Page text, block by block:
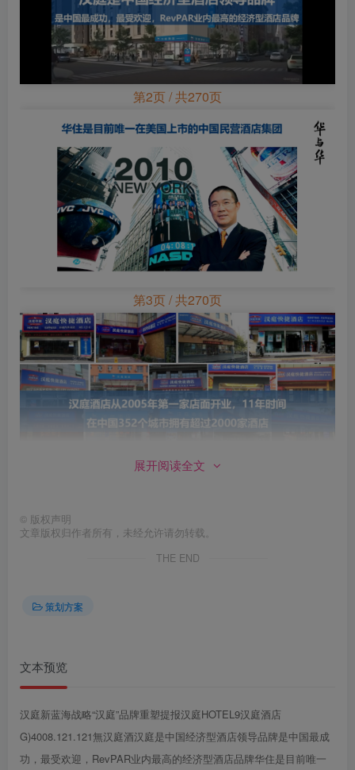
第2页 / 共270页
第3页 / 共270页
第5页 / 共270页
展开阅读全文
© 版权声明
文章版权归作者所有，未经允许请勿转载。
THE END
策划方案
文本预览
汉庭新蓝海战略“汉庭”品牌重塑提报汉庭HOTEL9汉庭酒店
G)4008.121.121無汉庭酒汉庭是中国经济型酒店领导品牌是中国最成
功，最受欢迎，RevPAR业内最高的经济型酒店品牌华住是目前唯一